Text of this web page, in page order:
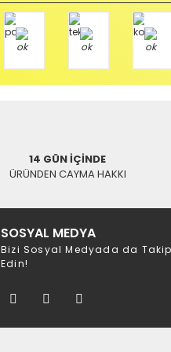
Tükendi
234,19 TL
14 GÜN İÇİNDE
ÜRÜNDEN CAYMA HAKKI
SOSYAL MEDYA
Bizi Sosyal Medyada da Takip
Edin!